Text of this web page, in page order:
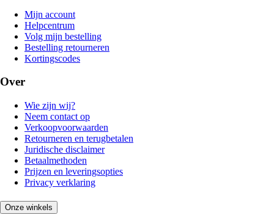
Mijn account
Helpcentrum
Volg mijn bestelling
Bestelling retourneren
Kortingscodes
Over
Wie zijn wij?
Neem contact op
Verkoopvoorwaarden
Retourneren en terugbetalen
Juridische disclaimer
Betaalmethoden
Prijzen en leveringsopties
Privacy verklaring
Onze winkels